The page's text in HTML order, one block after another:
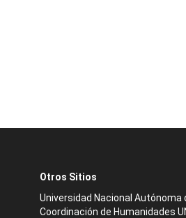
Otros Sitios
Universidad Nacional Autónoma
Coordinación de Humanidades